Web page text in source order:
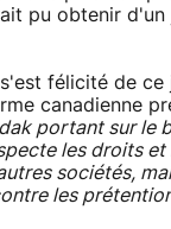
pu obtenir d'un
félicité de ce
canadienne
portant sur le
les droits
sociétés,
les